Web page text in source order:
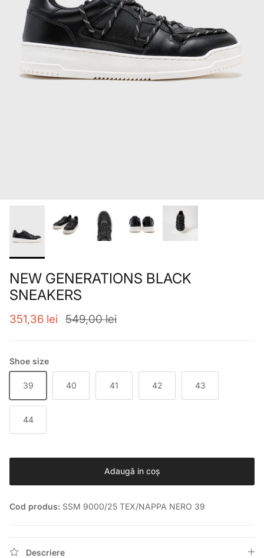
NEW GENERATIONS BLACK
SNEAKERS
Preț de vânzare
351,36 lei Preț obișnuit
549,00 lei
Shoe size
39 40 41 42 43
44
Adaugă in coş
Cod produs: SSM 9000/25 TEX/NAPPA NERO 39
Descriere